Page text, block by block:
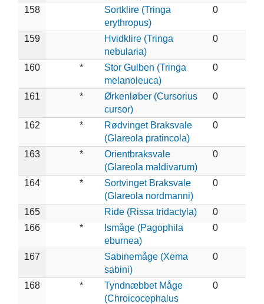
158
Sortklire (Tringa
erythropus)
0
159
Hvidklire (Tringa
nebularia)
0
160 *
Stor Gulben (Tringa
melanoleuca)
0
161 *
Ørkenløber (Cursorius
cursor)
0
162 *
Rødvinget Braksvale
(Glareola pratincola)
0
163 *
Orientbraksvale
(Glareola maldivarum)
0
164 *
Sortvinget Braksvale
(Glareola nordmanni)
0
165 Ride (Rissa tridactyla)
0
166
*
Ismåge (Pagophila
eburnea)
0
167
Sabinemåge (Xema
sabini)
0
168 *
Tyndnæbbet Måge
(Chroicocephalus
0